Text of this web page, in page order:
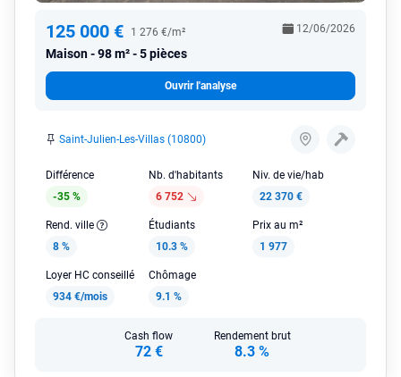
125 000 € 1 276 €/m²
Maison 98 m² - 5 pièces
12/06/2026
Ouvrir l'analyse
Saint-Julien-Les-Villas (10800)
Différence
-35 %
Nb. d'habitants
6 752
Niv. de vie/hab
22 370 €
Rend. ville
8 %
Étudiants
10.3 %
Prix au m²
1 977
Loyer HC conseillé
934 €/mois
Chômage
9.1 %
Cash flow
72 €
Rendement brut
8.3 %